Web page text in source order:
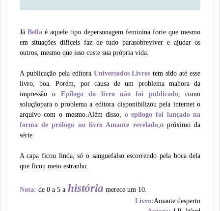
JáBellaé aquele tipo depersonagem feminina forte que mesmo
em situações difíceis faz de tudo parasobreviver e ajudar os
outros, mesmo que isso custe sua própria vida.
A publicação pela editora Universodos Livros tem sido até esse
livro, boa. Porém, por causa de um problema mahora da
impressão o Epílogo do livro não foi publicado, como
soluçãopara o problema a editora disponibilizou pela internet o
arquivo com o mesmo.Além disso, o epilogo foi lançado na
forma de prólogo no livro Amante revelado,o próximo da
série.
A capa ficou linda, só o sanguefalso escorrendo pela boca dela
que ficou meio estranho.
Nota: de 0 a 5 a história merece um 10.
Livro:Amante desperto